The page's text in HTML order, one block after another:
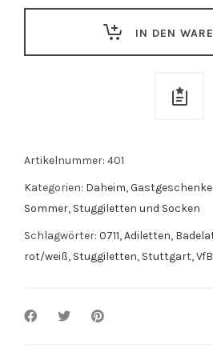
IN DEN
Artikelnummer: 401
Kategorien: Daheim,Gastgeschenke
Sommer, Stuggiletten und Socken
Schlagwörter: 0711,Adiletten,
rot/weiß, Stuggiletten, Stuttgart,VfB